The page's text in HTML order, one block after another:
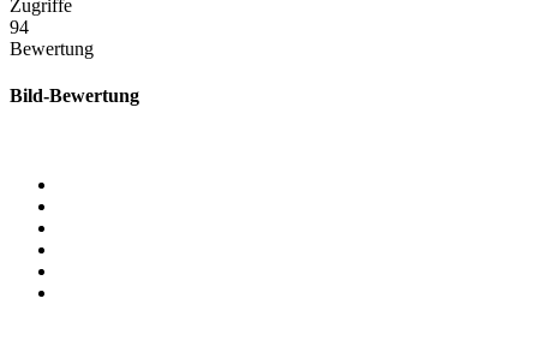
Zugriffe
94
Bewertung
Bild-Bewertung